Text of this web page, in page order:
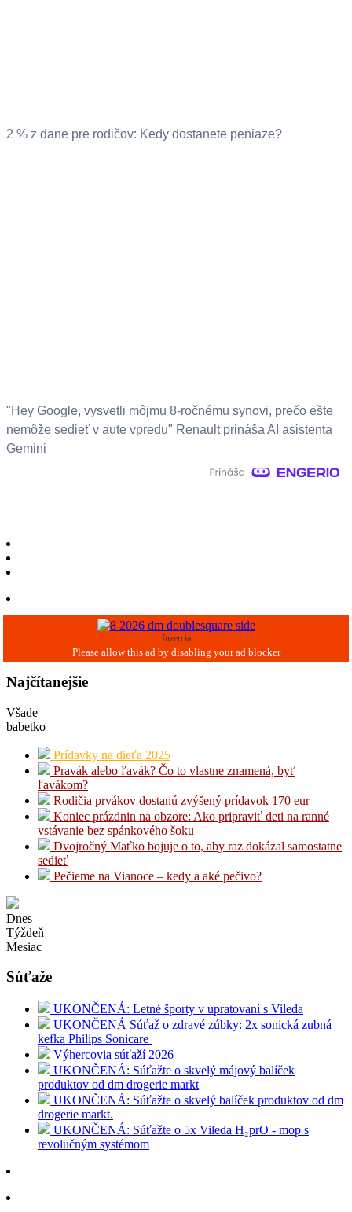
2 % z dane pre rodičov: Kedy dostanete peniaze?
"Hey Google, vysvetli môjmu 8-ročnému synovi, prečo ešte
nemôže sedieť v aute vpredu" Renault prináša AI asistenta
Gemini
Inzercia
Najčítanejšie
Všade
babetko
Prídavky na dieťa 2025
Pravák alebo ľavák? Čo to vlastne znamená, byť
ľavákom?
Rodičia prvákov dostanú zvýšený prídavok 170 eur
Koniec prázdnin na obzore: Ako pripraviť deti na ranné
vstávanie bez spánkového šoku
Dvojročný Maťko bojuje o to, aby raz dokázal samostatne
sedieť
Pečieme na Vianoce – kedy a aké pečivo?
Dnes
Týždeň
Mesiac
Súťaže
UKONČENÁ: Letné športy v upratovaní s Vileda
UKONČENÁ Súťaž o zdravé zúbky: 2x sonická zubná
kefka Philips Sonicare
Výhercovia súťaží 2026
UKONČENÁ: Súťažte o skvelý májový balíček
produktov od dm drogerie markt
UKONČENÁ: Súťažte o skvelý balíček produktov od dm
drogerie markt.
UKONČENÁ: Súťažte o 5x Vileda H₂prO - mop s
revolučným systémom